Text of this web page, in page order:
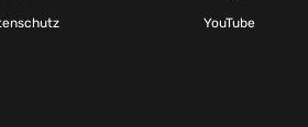
YouTube